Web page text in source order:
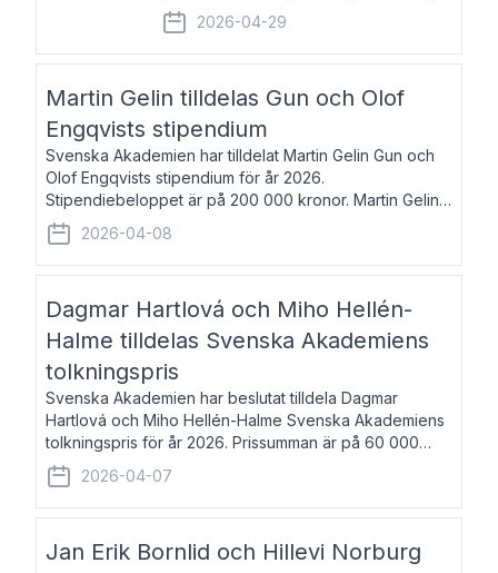
läser ur sina verk och samtalar med
John Swedenmark. De läser upp på
färöiska, isländska och svenska och
2026-04-29
Martin Gelin tilldelas Gun och Olof
Engqvists stipendium
Svenska Akademien har tilldelat Martin Gelin Gun och
Olof Engqvists stipendium för år 2026.
Stipendiebeloppet är på 200 000 kronor. Martin Gelin,
född 1978, är journalist och författare. Han lever
numera i Paris men var under många år bosat
2026-04-08
Dagmar Hartlová och Miho Hellén-
Halme tilldelas Svenska Akademiens
tolkningspris
Svenska Akademien har beslutat tilldela Dagmar
Hartlová och Miho Hellén-Halme Svenska Akademiens
tolkningspris för år 2026. Prissumman är på 60 000
kronor var. Dagmar Hartlová, född 1951, översätter
huvudsakligen från svenska till tjeckiska
2026-04-07
Jan Erik Bornlid och Hillevi Norburg